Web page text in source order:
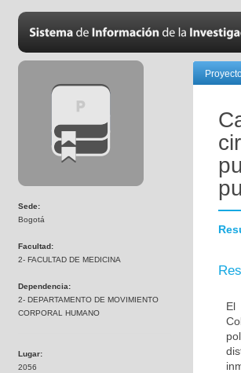
Sede:
Bogotá
Facultad:
2- FACULTAD DE MEDICINA
Dependencia:
2- DEPARTAMENTO DE MOVIMIENTO
CORPORAL HUMANO
Lugar:
2056
El